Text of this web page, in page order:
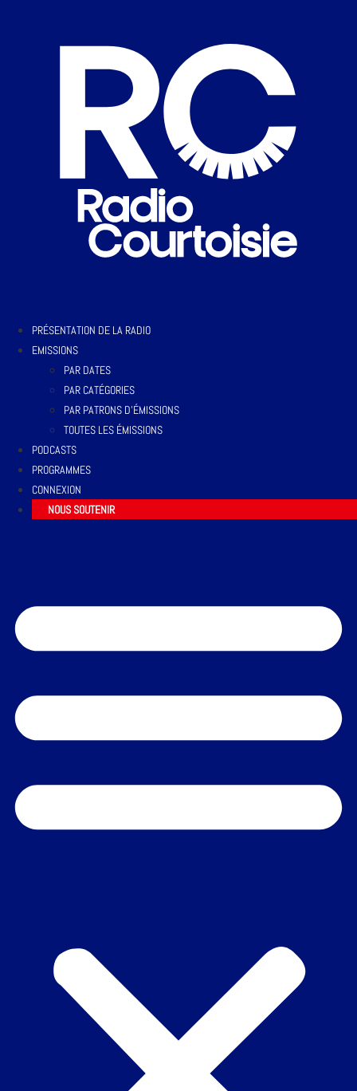
PRÉSENTATION DE LA RADIO
EMISSIONS
PAR DATES
PAR CATÉGORIES
PAR PATRONS D’ÉMISSIONS
TOUTES LES ÉMISSIONS
PODCASTS
PROGRAMMES
CONNEXION
NOUS SOUTENIR